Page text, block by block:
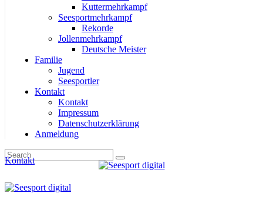
Kuttermehrkampf
Seesportmehrkampf
Rekorde
Jollenmehrkampf
Deutsche Meister
Familie
Jugend
Seesportler
Kontakt
Kontakt
Impressum
Datenschutzerklärung
Anmeldung
Kontakt